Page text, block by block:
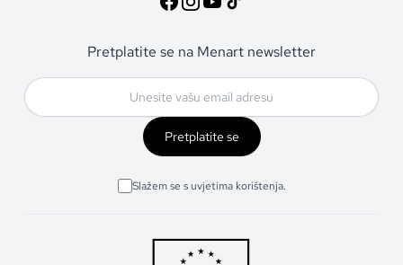
Pretplatite se na Menart newsletter
Pretplatite se
Slažem se s uvjetima korištenja.